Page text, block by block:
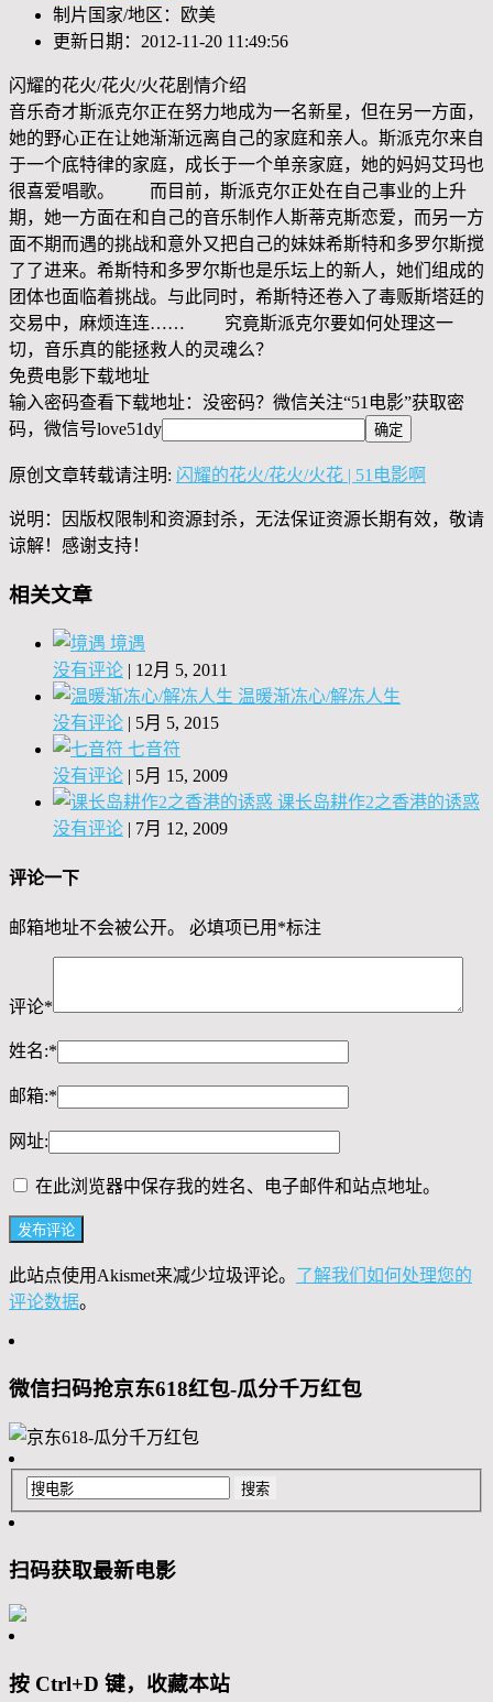
制片国家/地区：欧美
更新日期：2012-11-20 11:49:56
闪耀的花火/花火/火花剧情介绍
音乐奇才斯派克尔正在努力地成为一名新星，但在另一方面，
她的野心正在让她渐渐远离自己的家庭和亲人。斯派克尔来自
于一个底特律的家庭，成长于一个单亲家庭，她的妈妈艾玛也
很喜爱唱歌。 而目前，斯派克尔正处在自己事业的上升
期，她一方面在和自己的音乐制作人斯蒂克斯恋爱，而另一方
面不期而遇的挑战和意外又把自己的妹妹希斯特和多罗尔斯搅
了了进来。希斯特和多罗尔斯也是乐坛上的新人，她们组成的
团体也面临着挑战。与此同时，希斯特还卷入了毒贩斯塔廷的
交易中，麻烦连连…… 究竟斯派克尔要如何处理这一
切，音乐真的能拯救人的灵魂么？
免费电影下载地址
输入密码查看下载地址：没密码？微信关注“51电影”获取密
码，微信号love51dy
原创文章转载请注明: 闪耀的花火/花火/火花 | 51电影啊
说明：因版权限制和资源封杀，无法保证资源长期有效，敬请
谅解！感谢支持！
相关文章
境遇
没有评论 | 12月 5, 2011
温暖渐冻心/解冻人生
没有评论 | 5月 5, 2015
七音符
没有评论 | 5月 15, 2009
课长岛耕作2之香港的诱惑
没有评论 | 7月 12, 2009
评论一下
邮箱地址不会被公开。 必填项已用 *标注
评论*
姓名:*
邮箱:*
网址:
在此浏览器中保存我的姓名、电子邮件和站点地址。
此站点使用Akismet来减少垃圾评论。 了解我们如何处理您的
评论数据。
微信扫码抢京东618红包-瓜分千万红包
扫码获取最新电影
按 Ctrl+D 键，收藏本站